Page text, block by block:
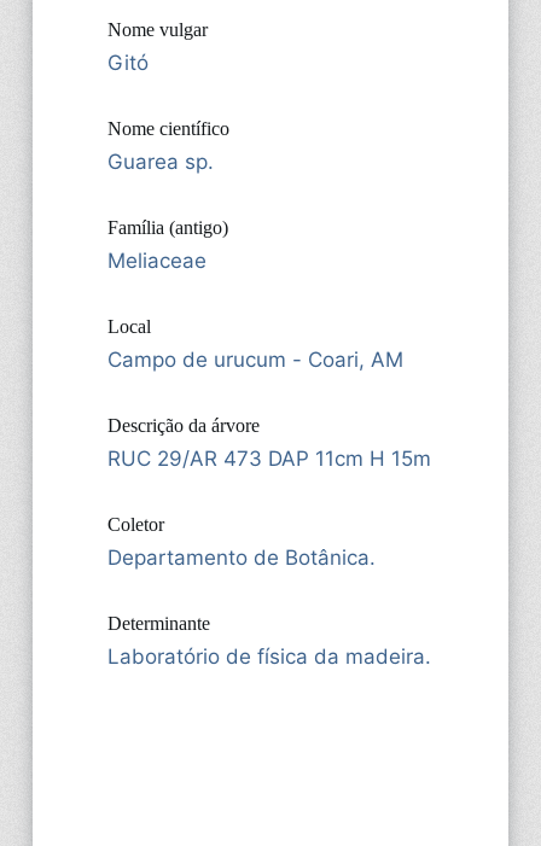
Nome vulgar
Gitó
Nome científico
Guarea sp.
Família (antigo)
Meliaceae
Local
Campo de urucum - Coari, AM
Descrição da árvore
RUC 29/AR 473 DAP 11cm H 15m
Coletor
Departamento de Botânica.
Determinante
Laboratório de física da madeira.